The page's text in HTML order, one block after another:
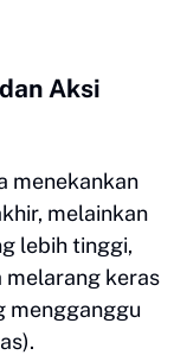
Aksi
menekankan
melainkan
lebih tinggi,
melarang keras
mengganggu